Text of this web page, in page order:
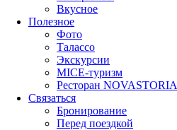
Вкусное
Полезное
Фото
Талассо
Экскурсии
MICE-туризм
Ресторан NOVASTORIA
Связаться
Бронирование
Перед поездкой